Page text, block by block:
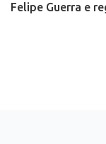
Felipe Guerra e